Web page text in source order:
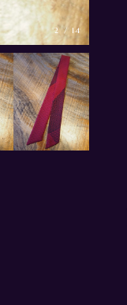
3/ 14